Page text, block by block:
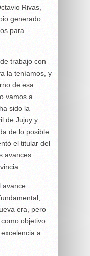
Rivas,
generado
para
trabajo con
la teníamos, y
de esa
vamos a
sido la
de Jujuy y
de lo posible
el titular del
avances
avance
era, pero
objetivo
a